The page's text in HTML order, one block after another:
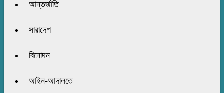
আন্তর্জাতি
সারাদেশ
বিনোদন
আইন-আদালতে